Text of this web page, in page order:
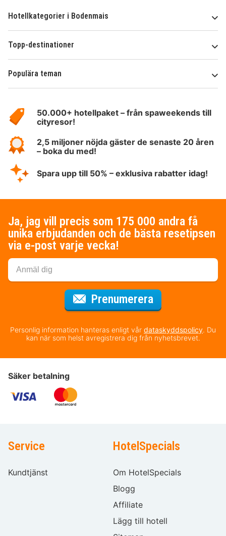
Hotellkategorier i Bodenmais
Topp-destinationer
Populära teman
HotelSpecials50.000+ hotellpaket – från spaweekends till
cityresor!
2,5 miljoner nöjda gäster de senaste 20 åren
– boka du med!
Spara upp till 50% – exklusiva rabatter idag!
Ja, jag vill precis som 175 000 andra få
unika erbjudanden och de bästa resetipsen
via e-post varje vecka!
Prenumerera
Personlig information hanteras enligt vår dataskyddspolicy. Du
kan när som helst avregistrera dig från nyhetsbrevet.
Säker betalning
Service
Kundtjänst
HotelSpecials
Om HotelSpecials
Blogg
Affiliate
Lägg till hotell